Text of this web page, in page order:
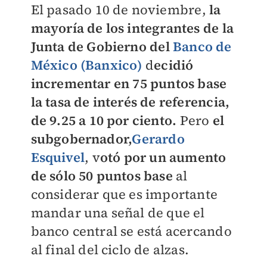
El pasado 10 de noviembre, la
mayoría de los integrantes de la
Junta de Gobierno delBanco de
México (Banxico) decidió
incrementar en 75 puntos base
la tasa de interés de referencia,
de 9.25 a 10 por ciento. Pero el
subgobernador,Gerardo
Esquivel, votó por un aumento
de sólo 50 puntos base al
considerar que es importante
mandar una señal de que el
banco central se está acercando
al final del ciclo de alzas.